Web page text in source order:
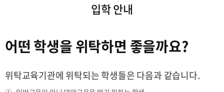
입학 안내
어떤 학생을 위탁하면 좋을까요?
위탁교육기관에 위탁되는 학생들은 다음과 같습니다.